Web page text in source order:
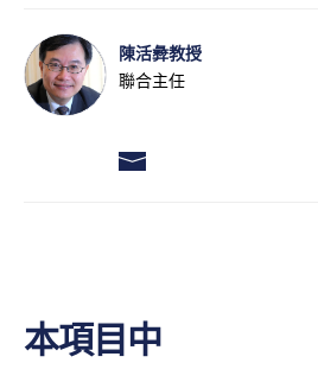
陳活彜教授
聯合主任
本項目中